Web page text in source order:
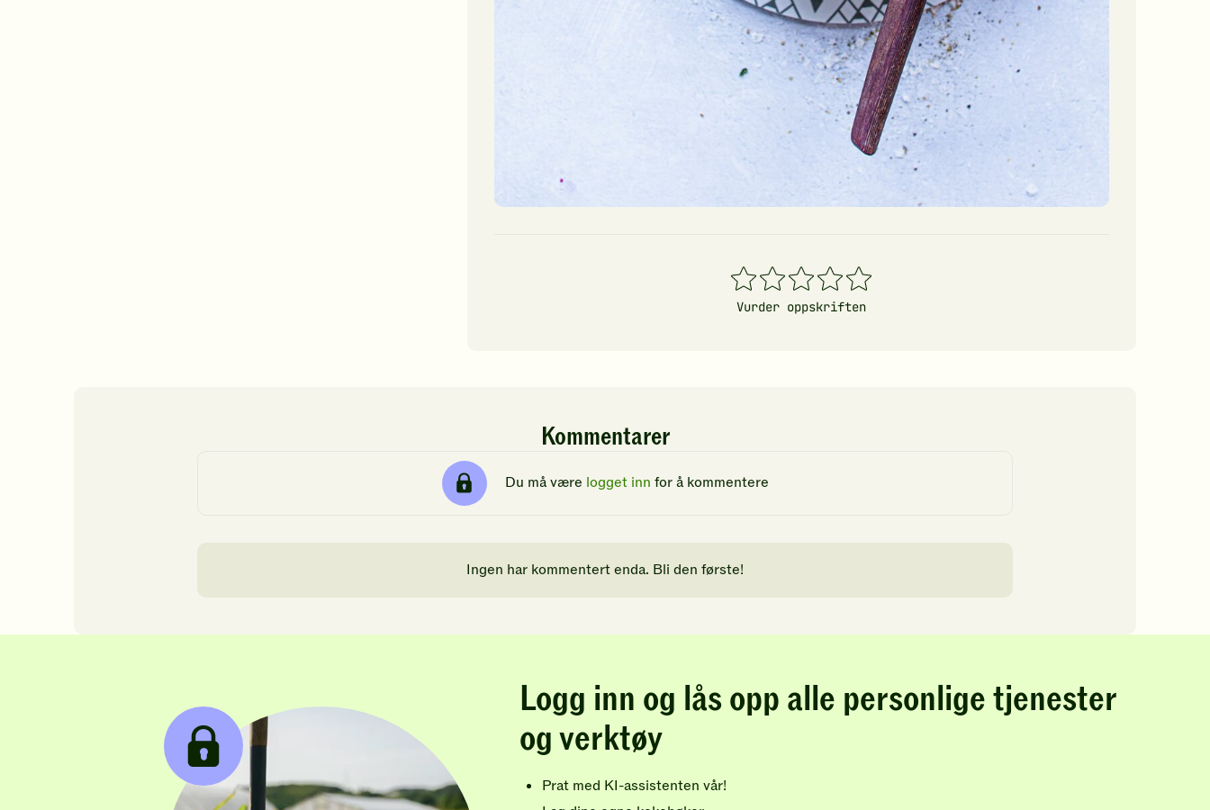
1
stjerner
2
stjerner
3
stjerner
4
stjerner
5
stjerner
Vurder oppskriften
Kommentarer
Du må være logget inn for å kommentere
Ingen har kommentert enda. Bli den første!
Logg inn og lås opp alle personlige tjenester
og verktøy
Prat med KI-assistenten vår!